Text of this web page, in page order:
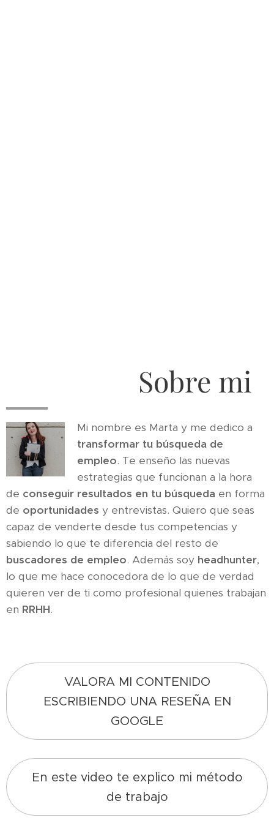
Sobre mi
Mi nombre es Marta y me dedico a
transformar tu búsqueda de
empleo. Te enseño las nuevas
estrategias que funcionan a la hora
de conseguir resultados en tu búsqueda en forma
de oportunidades y entrevistas. Quiero que seas
capaz de venderte desde tus competencias y
sabiendo lo que te diferencia del resto de
buscadores de empleo. Además soy headhunter,
lo que me hace conocedora de lo que de verdad
quieren ver de ti como profesional quienes trabajan
en RRHH.
VALORA MI CONTENIDO
ESCRIBIENDO UNA RESEÑA EN
GOOGLE
En este video te explico mi método
de trabajo